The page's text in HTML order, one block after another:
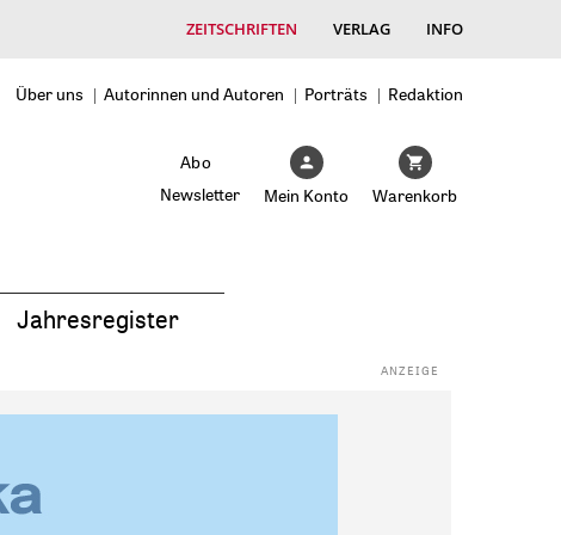
ZEITSCHRIFTEN VERLAG INFO
Über uns Autorinnen und Autoren Porträts
Redaktion
Abo
Newsletter
Mein Konto Warenkorb
Jahresregister